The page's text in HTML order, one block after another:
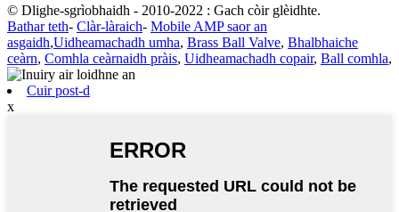
© Dlighe-sgrìobhaidh - 2010-2022 : Gach còir glèidhte.
Bathar teth- Clàr-làraich- Mobile AMP saor an
asgaidh,Uidheamachadh umha, Brass Ball Valve, Bhalbhaiche
ceàrn, Comhla ceàrnaidh pràis, Uidheamachadh copair, Ball comhla,
Cuir post-d
x